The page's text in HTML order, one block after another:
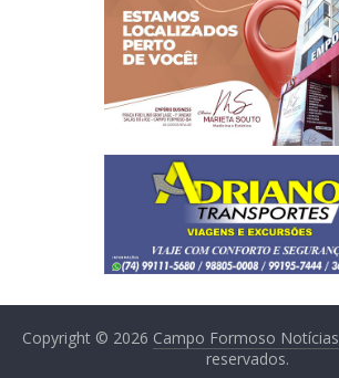
Copyright © 2026 Campo Formoso Notícias
reservados.